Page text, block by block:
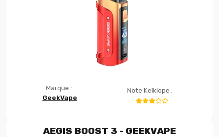
Marque :
GeekVape
Note Kelklope :
AEGIS BOOST 3 - GEEKVAPE